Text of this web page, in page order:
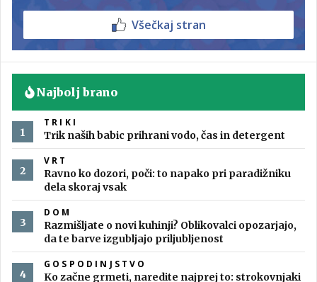
Všečkaj stran
Najbolj brano
TRIKI
Trik naših babic prihrani vodo, čas in detergent
VRT
Ravno ko dozori, poči: to napako pri paradižniku
dela skoraj vsak
DOM
Razmišljate o novi kuhinji? Oblikovalci opozarjajo,
da te barve izgubljajo priljubljenost
GOSPODINJSTVO
Ko začne grmeti, naredite najprej to: strokovnjaki